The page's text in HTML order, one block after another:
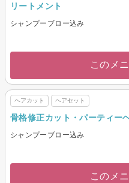
リートメント
シャンプーブロー込み
このメ
ヘアカット ヘアセット
骨格修正カット・パーティー
シャンプーブロー込み
このメ